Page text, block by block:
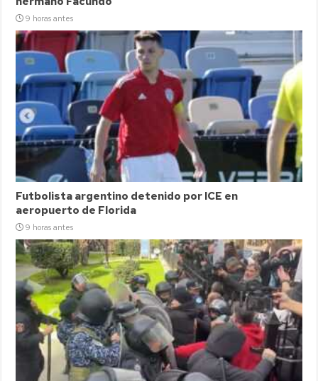
9 horas antes
Futbolista argentino detenido por ICE en
aeropuerto de Florida
9 horas antes